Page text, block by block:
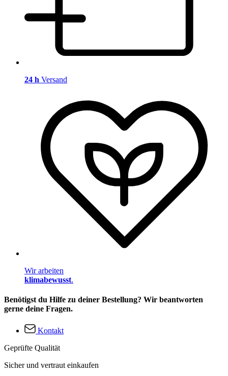
24 h Versand
Wir arbeiten
klimabewusst.
Benötigst du Hilfe zu deiner Bestellung? Wir beantworten
gerne deine Fragen.
Kontakt
Geprüfte Qualität
Sicher und vertraut einkaufen